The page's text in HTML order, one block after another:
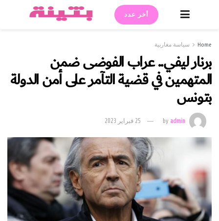
أخر عدد
Home سياسة مغاربية
برنار ليفي.. عراب الفوضى ضمن
المتهمين في قضية التآمر على أمن الدولة
بتونس
byadmin 25 فبراير 2023